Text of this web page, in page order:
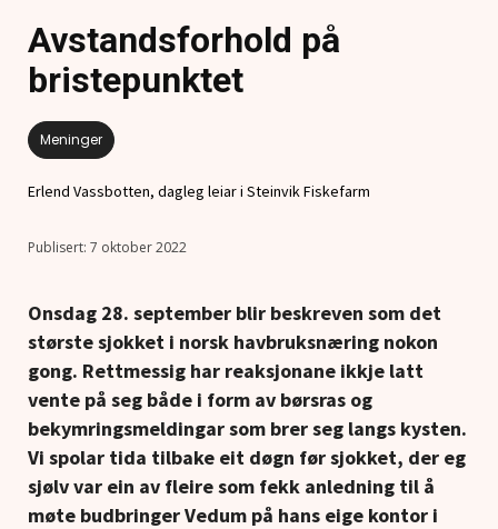
Avstandsforhold på
bristepunktet
Meninger
Erlend Vassbotten, dagleg leiar i Steinvik Fiskefarm
7 oktober 2022
Onsdag 28. september blir beskreven som det
største sjokket i norsk havbruksnæring nokon
gong. Rettmessig har reaksjonane ikkje latt
vente på seg både i form av børsras og
bekymringsmeldingar som brer seg langs kysten.
Vi spolar tida tilbake eit døgn før sjokket, der eg
sjølv var ein av fleire som fekk anledning til å
møte budbringer Vedum på hans eige kontor i